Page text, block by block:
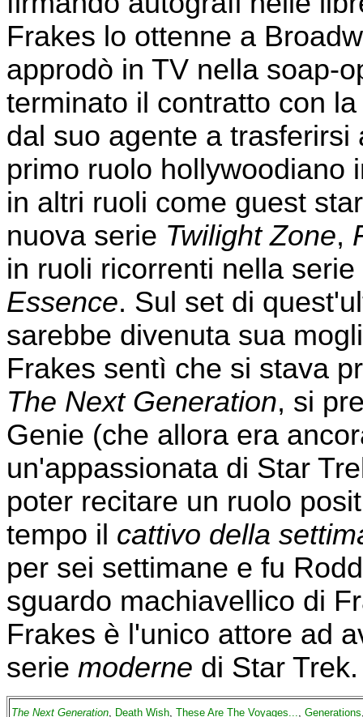
Frakes lo ottenne a
approdò in TV nella soap-
terminato il contratto con
dal suo agente a
primo ruolo hollywoodiano
in altri ruoli come guest
nuova serie Twilight Zone,
in ruoli ricorrenti nella serie
Essence. Sul set di
sarebbe divenuta sua
Frakes sentì che si stava
The Next Generation, si
Genie (che allora era
un'appassionata di Star
poter recitare un ruolo
tempo il cattivo della
per sei settimane e fu
sguardo machiavellico di
Frakes è l'unico attore ad
serie moderne di Star Trek.
The Next Generation, Death Wish, These Are The Voyages..., Generations